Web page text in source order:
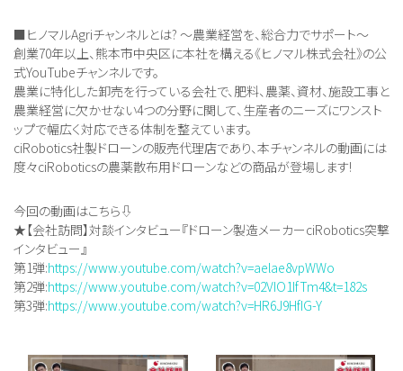
■ヒノマルAgriチャンネルとは? ～農業経営を、総合力でサポート～
創業70年以上、熊本市中央区に本社を構える《ヒノマル株式会社》の公
式YouTubeチャンネルです。
農業に特化した卸売を行っている会社で、肥料、農薬、資材、施設工事と
農業経営に欠かせない4つの分野に関して、生産者のニーズにワンスト
ップで幅広く対応できる体制を整えています。
ciRobotics社製ドローンの販売代理店であり、本チャンネルの動画には
度々ciRoboticsの農薬散布用ドローンなどの商品が登場します!
今回の動画はこちら⇩
★【会社訪問】対談インタビュー『ドローン製造メーカーciRobotics突撃
インタビュー』
第1弾:https://www.youtube.com/watch?v=aelae8vpWWo
第2弾:https://www.youtube.com/watch?v=02VIO1IfTm4&t=182s
第3弾:https://www.youtube.com/watch?v=HR6J9HfIG-Y